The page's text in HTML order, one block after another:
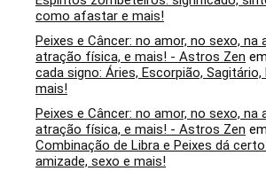
como afastar e mais!
Peixes e Câncer: no amor, no sexo, na
atração física, e mais! - Astros Zen em
cada signo: Áries, Escorpião, Sagitário,
mais!
Peixes e Câncer: no amor, no sexo, na
atração física, e mais! - Astros Zen em
Combinação de Libra e Peixes dá
amizade, sexo e mais!